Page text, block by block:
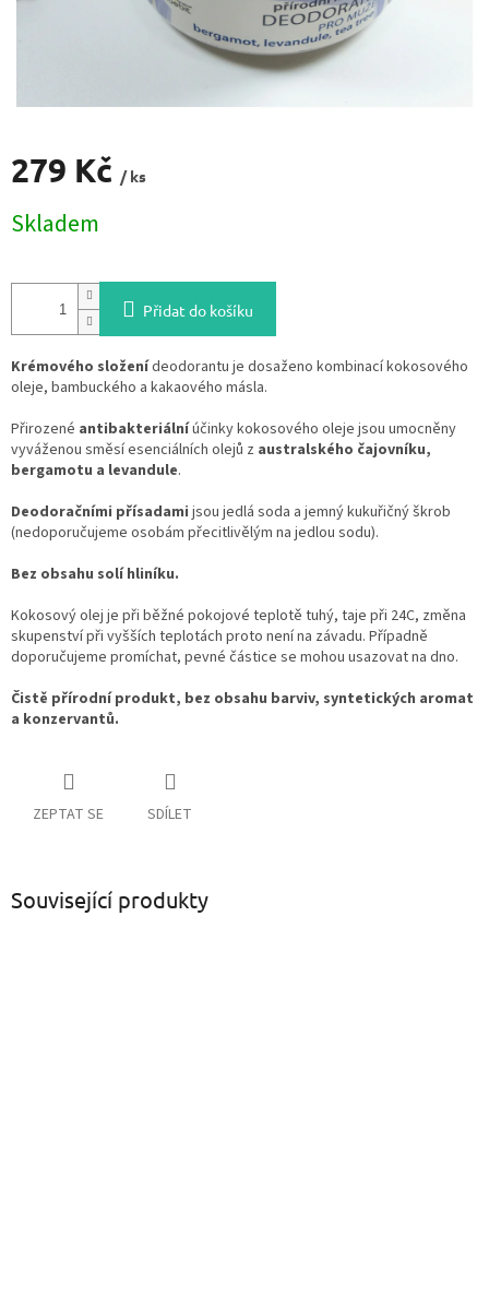
279 Kč / ks
cena:
Skladem
Přidat do košíku
Krémového složenídeodorantu je dosaženo kombinací kokosového
oleje, bambuckého a kakaového másla.
Přirozené antibakteriálníúčinky kokosového oleje jsou umocněny
vyváženou směsí esenciálních olejů z australského čajovníku,
bergamotu a levandule.
Deodoračními přísadami jsou jedlá soda a jemný kukuřičný škrob
(nedoporučujeme osobám přecitlivělým na jedlou sodu).
Bez obsahu solí hliníku.
Kokosový olej je při běžné pokojové teplotě tuhý, taje při 24C, změna
skupenství při vyšších teplotách proto není na závadu. Případně
doporučujeme promíchat, pevné částice se mohou usazovat na dno.
Čistě přírodní produkt, bez obsahu barviv, syntetických aromat
a konzervantů.
ZEPTAT SE SDÍLET
Související produkty